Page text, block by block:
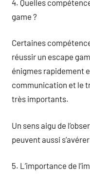
4. Quelles
game ?
Certaines
réussir un escape
énigmes rapidement
communication et le
très importants.
Un sens aigu de
peuvent aussi
5. L’importance de